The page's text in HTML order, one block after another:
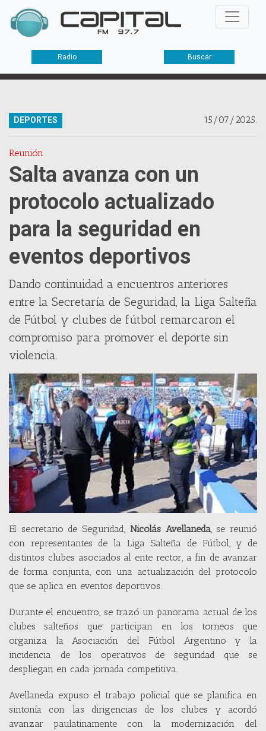
Radio Buscar
15/07/2025.
DEPORTES
Reunión
Salta avanza con un
protocolo actualizado
para la seguridad en
eventos deportivos
Dando continuidad a encuentros anteriores
entre la Secretaría de Seguridad, la Liga Salteña
de Fútbol y clubes de fútbol remarcaron el
compromiso para promover el deporte sin
violencia.
El secretario de Seguridad, Nicolás Avellaneda, se reunió
con representantes de la Liga Salteña de Fútbol, y de
distintos clubes asociados al ente rector, a fin de avanzar
de forma conjunta, con una actualización del protocolo
que se aplica en eventos deportivos.
Durante el encuentro, se trazó un panorama actual de los
clubes salteños que participan en los torneos que
organiza la Asociación del Fútbol Argentino y la
incidencia de los operativos de seguridad que se
despliegan en cada jornada competitiva.
Avellaneda expuso el trabajo policial que se planifica en
sintonía con las dirigencias de los clubes y acordó
avanzar paulatinamente con la modernización del